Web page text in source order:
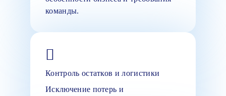
команды.
Контроль остатков и логистики
Исключение потерь и